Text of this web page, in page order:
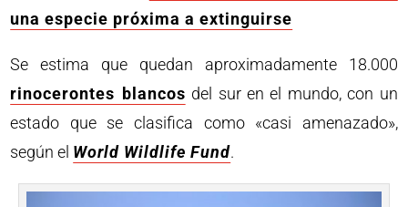
una especie próxima a extinguirse
Se estima que quedan aproximadamente 18.000
rinocerontes blancos del sur en el mundo, con un
estado que se clasifica como «casi amenazado»,
según el World Wildlife Fund.